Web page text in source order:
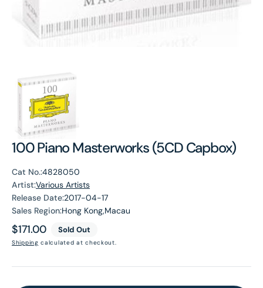
100 Piano Masterworks (5CD Capbox)
Cat No.:4828050
Artist:Various Artists
Release Date:2017-04-17
Sales Region:Hong Kong,Macau
Regular
price
$171.00 Sold Out
Shipping calculated at checkout.